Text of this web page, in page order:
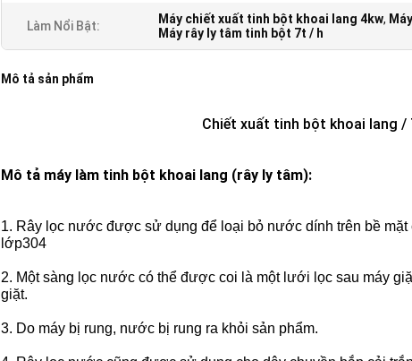
Làm Nổi Bật: Máy chiết xuất tinh bột khoai lang 4kw,
Máy rây ly tâm tinh bột 7t / h
Mô tả sản phẩm
Chiết xuất tinh bột khoai lang
Mô tả máy làm tinh bột khoai lang (rây ly tâm):
1. Rây lọc nước được sử dụng để loại bỏ nước dính trên bề
lớp304
2. Một sàng lọc nước có thể được coi là một lưới lọc sau máy
giặt.
3. Do máy bị rung, nước bị rung ra khỏi sản phẩm.